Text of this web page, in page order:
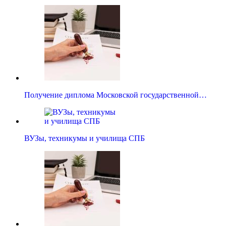
Получение диплома Московской государственной…
ВУЗы, техникумы и училища СПБ